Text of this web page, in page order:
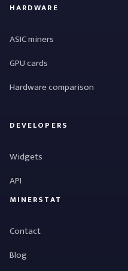
HARDWARE
ASIC miners
GPU cards
Hardware comparison
DEVELOPERS
Widgets
API
MINERSTAT
Contact
Blog